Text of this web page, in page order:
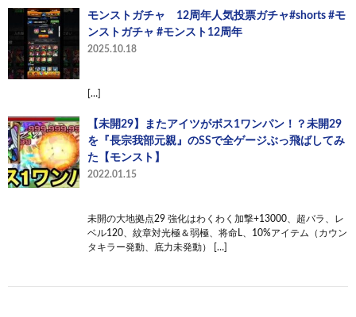
モンストガチャ 12周年人気投票ガチャ#shorts #モ
ンストガチャ #モンスト12周年
2025.10.18
[…]
【未開29】またアイツがボス1ワンパン！？未開29
を『長宗我部元親』のSSで全ゲージぶっ飛ばしてみ
た【モンスト】
2022.01.15
未開の大地拠点29 強化はわくわく加撃+13000、超バラ、レ
ベル120、紋章対光極＆弱極、将命L、10%アイテム（カウン
タキラー発動、底力未発動） […]